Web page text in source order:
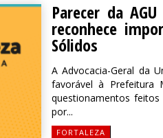
Parecer da
reconhece
Sólidos
A Advocacia-Geral da
favorável à Prefeitura
questionamentos
por...
FORTALEZA